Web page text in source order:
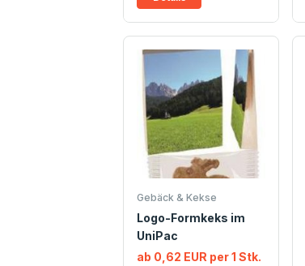
Gebäck & Kekse
Logo-Formkeks im
UniPac
ab 0,62 EUR per 1 Stk.